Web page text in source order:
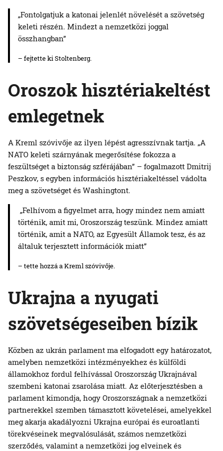
„Fontolgatjuk a katonai jelenlét növelését a szövetség
keleti részén. Mindezt a nemzetközi joggal
összhangban”
– fejtette ki Stoltenberg.
Oroszok hisztériakeltést
emlegetnek
A Kreml szóvivője az ilyen lépést agresszívnak tartja. „A
NATO keleti szárnyának megerősítése fokozza a
feszültséget a biztonság szférájában” – fogalmazott Dmitrij
Peszkov, s egyben információs hisztériakeltéssel vádolta
meg a szövetséget és Washingtont.
„Felhívom a figyelmet arra, hogy mindez nem amiatt
történik, amit mi, Oroszország teszünk. Mindez amiatt
történik, amit a NATO, az Egyesült Államok tesz, és az
általuk terjesztett információk miatt”
– tette hozzá a Kreml szóvivője.
Ukrajna a nyugati
szövetségeseiben bízik
Közben az ukrán parlament ma elfogadott egy határozatot,
amelyben nemzetközi intézményekhez és külföldi
államokhoz fordul felhívással Oroszország Ukrajnával
szembeni katonai zsarolása miatt. Az előterjesztésben a
parlament kimondja, hogy Oroszországnak a nemzetközi
partnerekkel szemben támasztott követelései, amelyekkel
meg akarja akadályozni Ukrajna európai és euroatlanti
törekvéseinek megvalósulását, számos nemzetközi
szerződés, valamint a nemzetközi jog elveinek és